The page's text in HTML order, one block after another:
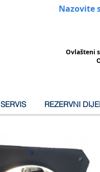
Nazovite
Ovlašteni
SERVIS REZERVNI